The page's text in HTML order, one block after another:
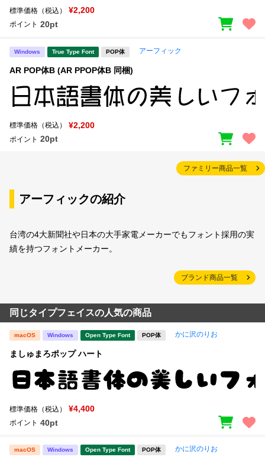
標準価格（税込） ¥2,200
ポイント 20pt
Windows True Type Font POP体 アーフィック
AR POP体B (AR PPOP体B 同梱)
標準価格（税込） ¥2,200
ポイント 20pt
ファミリー商品一覧
アーフィックの紹介
台湾の4大新聞社や日本の大手家電メーカーでもフォント採用の実
績を持つフォントメーカー。
ブランド商品一覧
同じタイプフェイスの人気の商品
macOS Windows Open Type Font POP体 かに沢のりお
ましゅまろポップ ハート
標準価格（税込） ¥4,400
ポイント 40pt
macOS Windows Open Type Font POP体 かに沢のりお